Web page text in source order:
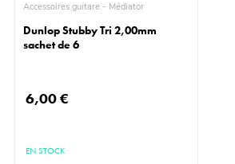
Accessoires guitare - Médiator
Dunlop Stubby Tri 2,00mm
sachet de 6
6,00 €
EN STOCK